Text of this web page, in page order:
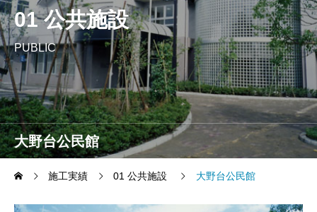
大野台公民館
01 公共施設
PUBLIC
施工実績 01 公共施設 大野台公民館